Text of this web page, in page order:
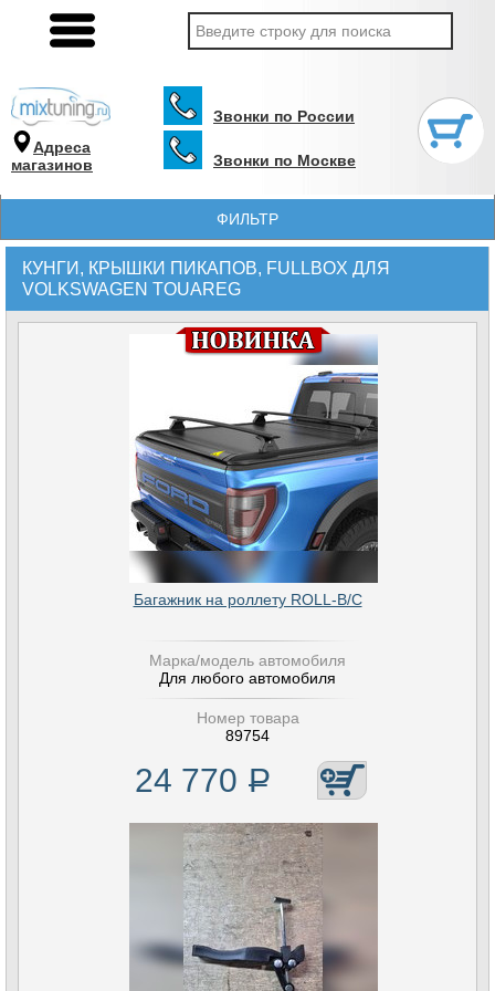
Адреса
магазинов
Звонки по России
Звонки по Москве
ФИЛЬТР
КУНГИ, КРЫШКИ ПИКАПОВ, FULLBOX ДЛЯ
VOLKSWAGEN TOUAREG
Багажник на роллету ROLL-B/C
Марка/модель автомобиля
Для любого автомобиля
Номер товара
89754
24 770 Р